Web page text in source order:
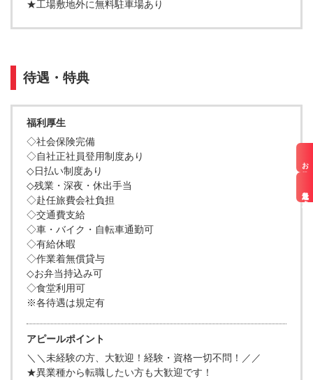
お仕事検索
最近見た求人
★工場敷地外に無料駐車場あり
待遇・特典
福利厚生
◇社会保険完備
◇自社正社員登用制度あり
◇日払い制度あり
◇残業・深夜・休出手当
◇赴任旅費会社負担
◇交通費支給
◇車・バイク・自転車通勤可
◇有給休暇
◇作業着無償貸与
◇お弁当持込み可
◇食堂利用可
※各待遇は規定有
アピールポイント
＼＼未経験の方、大歓迎！経験・資格一切不問！／／
★異業種から転職したい方も大歓迎です！